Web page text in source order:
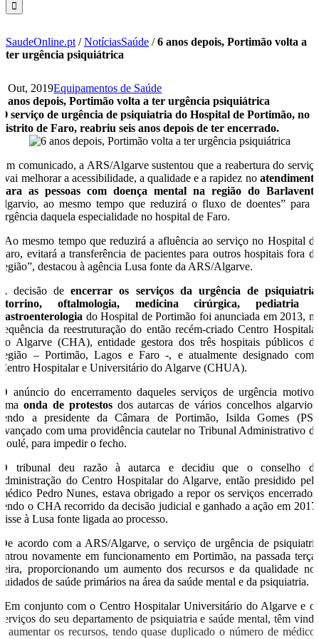
SaudeOnline.pt /NotíciasSaúde /6 anos depois, Portimão volta a
ter urgência psiquiátrica
7 Out, 2019Equipamentos de Saúde
6 anos depois, Portimão volta a ter urgência psiquiátrica
O serviço de urgência de psiquiatria do Hospital de Portimão, no
distrito de Faro, reabriu seis anos depois de ter encerrado.
Em comunicado, a ARS/Algarve sustentou que a reabertura do serviço
“vai melhorar a acessibilidade, a qualidade e a rapidez no atendimento
para as pessoas com doença mental na região do Barlavento
algarvio, ao mesmo tempo que reduzirá o fluxo de doentes” para a
urgência daquela especialidade no hospital de Faro.
“Ao mesmo tempo que reduzirá a afluência ao serviço no Hospital de
Faro, evitará a transferência de pacientes para outros hospitais fora da
região”, destacou à agência Lusa fonte da ARS/Algarve.
A decisão deencerrar os serviços da urgência de psiquiatria,
otorrino, oftalmologia, medicina cirúrgica, pediatria e
gastroenterologia do Hospital de Portimão foi anunciada em 2013, na
sequência da reestruturação do então recém-criado Centro Hospitalar
do Algarve (CHA), entidade gestora dos três hospitais públicos da
região – Portimão, Lagos e Faro -, e atualmente designado como
Centro Hospitalar e Universitário do Algarve (CHUA).
O anúncio do encerramento daqueles serviços de urgência motivou
umaonda de protestosdos autarcas de vários concelhos algarvios,
tendo a presidente da Câmara de Portimão, Isilda Gomes (PS),
avançado com uma providência cautelar no Tribunal Administrativo de
Loulé, para impedir o fecho.
O tribunal deu razão à autarca e decidiu que o conselho de
administração do Centro Hospitalar do Algarve, então presidido pelo
médico Pedro Nunes, estava obrigado a repor os serviços encerrados,
tendo o CHA recorrido da decisão judicial e ganhado a ação em 2017,
disse à Lusa fonte ligada ao processo.
De acordo com a ARS/Algarve, o serviço de urgência de psiquiatria
entrou novamente em funcionamento em Portimão, na passada terça-
feira, proporcionando um aumento dos recursos e da qualidade nos
cuidados de saúde primários na área da saúde mental e da psiquiatria.
“Em conjunto com o Centro Hospitalar Universitário do Algarve e os
serviços do seu departamento de psiquiatria e saúde mental, têm vindo
a aumentar os recursos, tendo quase duplicado o número de médicos